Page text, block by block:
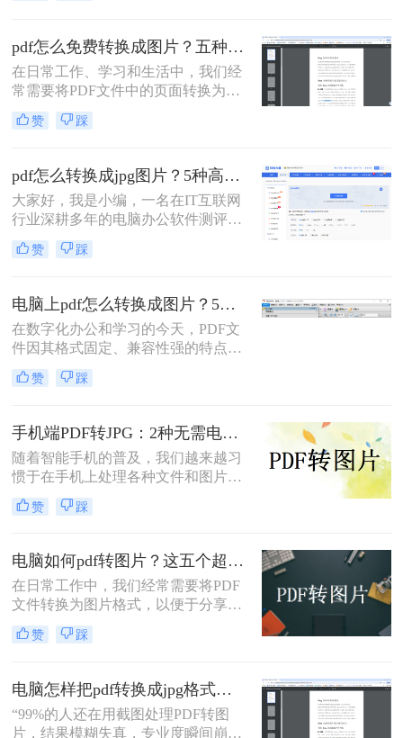
pdf怎么免费转换成图片？五种高效方法详解，总有一款适合你！
在日常工作、学习和生活中，我们经
常需要将PDF文件中的页面转换为图
片格式（如JPG、PNG）。无论是为
了在演示文稿中插入清晰的图表、在
某些平台只支持图片上传的需求，掌
握PDF转图片的技能都至关重要。然
而，面对网络上琳琅满目的转换工
具，如何选择一款免费、安全且高效
的方法成为了许多人的难题。
赞 踩
pdf怎么转换成jpg图片？5种高效方法详解，告别繁琐操作！
大家好，我是小编，一名在IT互联网
行业深耕多年的电脑办公软件测评博
主。在日常工作中，我经常收到用户
反馈：PDF文件里的图表或文字需要
图、报告展示或资料存档，但转换过
程总是遇到格式错乱、操作复杂或隐
私泄露等问题。今天，我将结合多年
测评经验，为大家详细解析PDF怎么
转换成JPG图片的常用方法，帮助您
精准提取信息，提升工作效率。那么
专业知识和实际案例，确保内容客观
中立，同时自然融入高效工具推荐，
助您轻松应对办公挑战。
赞 踩
电脑上pdf怎么转换成图片？5个常用有效方法，精准高效不踩坑！
在数字化办公和学习的今天，PDF文
件因其格式固定、兼容性强的特点而
广泛应用。但有时我们需要将PDF文
件转换为图片格式，便于在社交媒体
辑。那么电脑上pdf怎么转换成图片
呢？本文将全面介绍五种在电脑上将
PDF转换为图片的高效方法，涵盖专
业软件、在线工具、命令行技巧等不
同解决方案。
赞 踩
手机端PDF转JPG：2种无需电脑的快捷操作流程！
随着智能手机的普及，我们越来越习
惯于在手机上处理各种文件和图片。
有时候，我们可能需要将PDF文件中
的图片转换成JPG格式，以便在不同
怎么把pdf图片转换成jpg的文章，希
望对您有所帮助。
赞 踩
电脑如何pdf转图片？这五个超实用的方法一定要试试！
在日常工作中，我们经常需要将PDF
文件转换为图片格式，以便于分享、
编辑或打印。那么电脑如何pdf转图片
呢？本文将为您介绍五种高效的PDF
务。
赞 踩
电脑怎样把pdf转换成jpg格式的图片？三大高效方法，精准保真一看就会！
“99%的人还在用截图处理PDF转图
片，结果模糊失真，专业度瞬间崩